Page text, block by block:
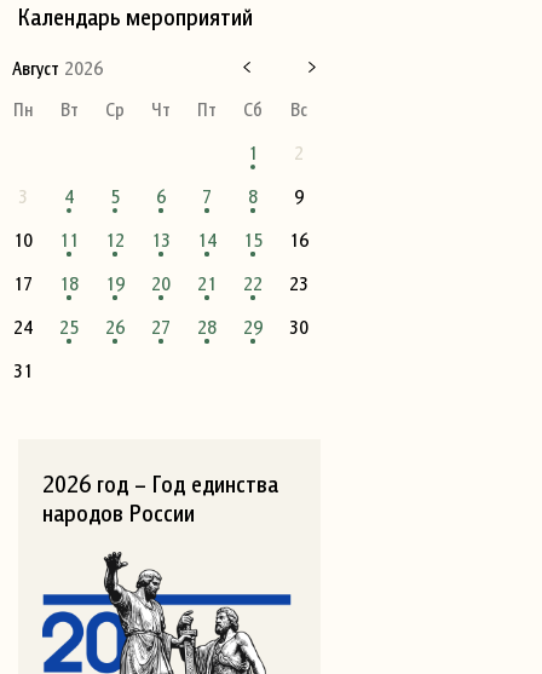
Календарь мероприятий
Август 2026
Пн
Вт Ср Чт Пт Сб
Вс
1
2
3
4 5 6 7 8
9
10
11 12 13 14 15
16
17
18 19 20 21 22
23
24
25 26 27 28 29
30
31
2026 год – Год единства
народов России